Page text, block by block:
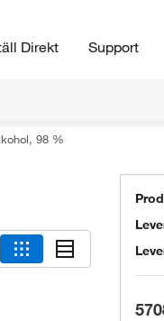
Direkt Support
98 %